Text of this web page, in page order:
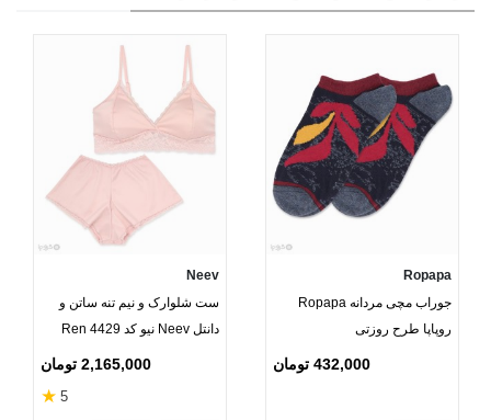
Ropapa
جوراب مچی مردانه Ropapa
روپاپا طرح روزتی
432,000 تومان
Neev
ست شلوارک و نیم تنه ساتن و
دانتل Neev نیو کد Ren 4429
2,165,000 تومان
5
★